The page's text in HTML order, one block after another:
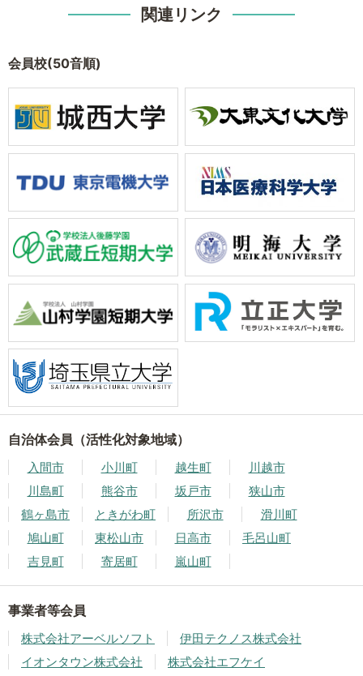
関連リンク
会員校(50音順)
自治体会員（活性化対象地域）
入間市 小川町 越生町
川越市
川島町
熊谷市 坂戸市
狭山市
鶴ヶ島市
ときがわ町 所沢市
滑川町
鳩山町
東松山市 日高市
毛呂山町
吉見町
寄居町 嵐山町
事業者等会員
株式会社アーベルソフト
伊田テクノス株式会社
イオンタウン株式会社
株式会社エフケイ